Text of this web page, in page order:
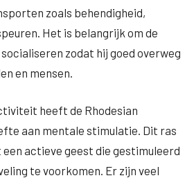
zoals behendigheid,
Het is belangrijk om de
zodat hij goed overweg
en mensen.
heeft de Rhodesian
aan mentale stimulatie. Dit ras
actieve geest die gestimuleerd
te voorkomen. Er zijn veel